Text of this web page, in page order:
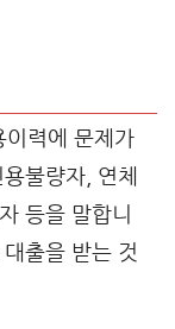
이력에 문제가
불량자, 연체
등을 말합니
출을 받는 것